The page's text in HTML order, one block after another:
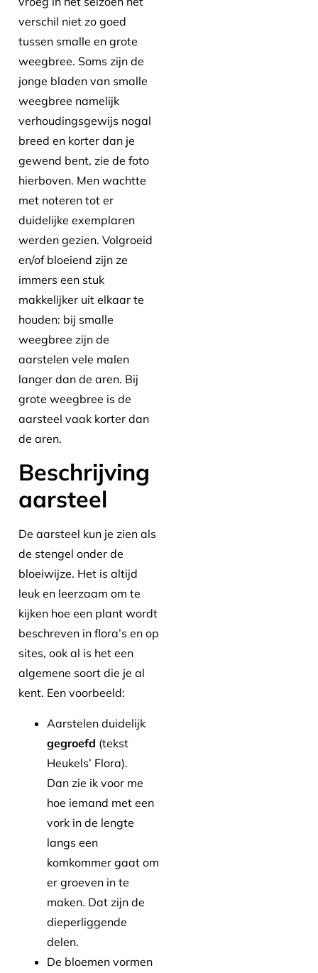
verschil niet zo goed
tussen smalle en grote
weegbree. Soms zijn de
jonge bladen van smalle
weegbree namelijk
verhoudingsgewijs nogal
breed en korter dan je
gewend bent, zie de foto
hierboven. Men wachtte
met noteren tot er
duidelijke exemplaren
werden gezien. Volgroeid
en/of bloeiend zijn ze
immers een stuk
makkelijker uit elkaar te
houden: bij smalle
weegbree zijn de
aarstelen vele malen
langer dan de aren. Bij
grote weegbree is de
aarsteel vaak korter dan
de aren.
Beschrijving
aarsteel
De aarsteel kun je zien als
de stengel onder de
bloeiwijze. Het is altijd
leuk en leerzaam om te
kijken hoe een plant wordt
beschreven in flora’s en op
sites, ook al is het een
algemene soort die je al
kent. Een voorbeeld:
Aarstelen duidelijk
gegroefd (tekst
Heukels’ Flora).
Dan zie ik voor me
hoe iemand met een
vork in de lengte
langs een
komkommer gaat om
er groeven in te
maken. Dat zijn de
dieperliggende
delen.
De bloemen vormen